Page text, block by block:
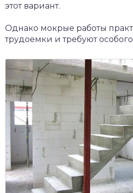
этот вариант.
Однако мокрые работы
трудоемки и требуют